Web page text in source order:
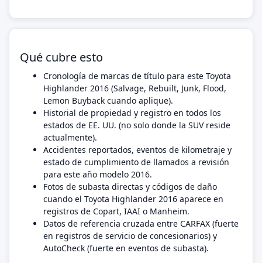
Qué cubre esto
Cronología de marcas de título para este Toyota
Highlander 2016 (Salvage, Rebuilt, Junk, Flood,
Lemon Buyback cuando aplique).
Historial de propiedad y registro en todos los
estados de EE. UU. (no solo donde la SUV reside
actualmente).
Accidentes reportados, eventos de kilometraje y
estado de cumplimiento de llamados a revisión
para este año modelo 2016.
Fotos de subasta directas y códigos de daño
cuando el Toyota Highlander 2016 aparece en
registros de Copart, IAAI o Manheim.
Datos de referencia cruzada entre CARFAX (fuerte
en registros de servicio de concesionarios) y
AutoCheck (fuerte en eventos de subasta).